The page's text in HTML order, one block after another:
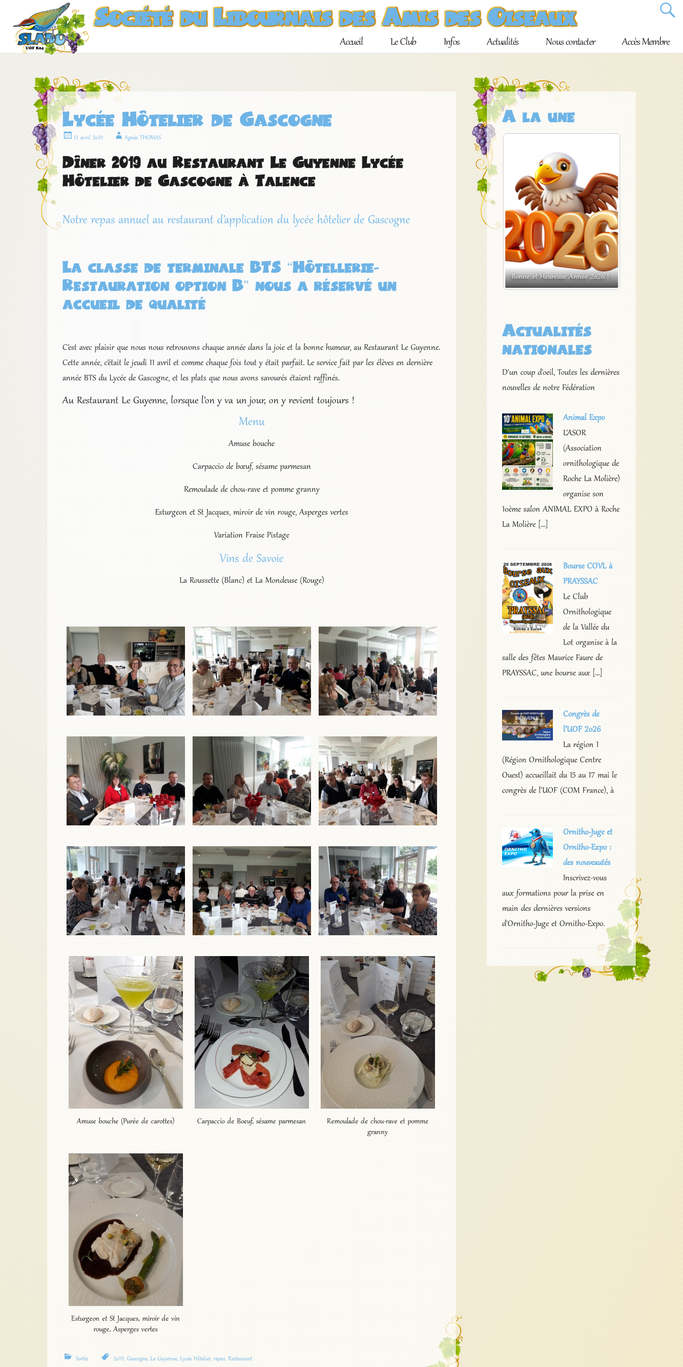
Société du Libournais des Amis des Oiseaux
Aller
au
Accueil Le Club Infos Actualités Nous contacter Accès Membre
Lycée Hôtelier de Gascogne
13 avril 2019 Agnès THOMAS
Dîner 2019 au Restaurant Le Guyenne Lycée
Hôtelier de Gascogne à Talence
Notre repas annuel au restaurant d’application du lycée hôtelier de Gascogne
La classe de terminale BTS “Hôtellerie-
Restauration option B” nous a réservé un
accueil de qualité
C’est avec plaisir que nous nous retrouvons chaque année dans la joie et la bonne humeur, au Restaurant Le Guyenne.
Cette année, c’était le jeudi 11 avril et comme chaque fois tout y était parfait. Le service fait par les élèves en dernière
année BTS du Lycée de Gascogne, et les plats que nous avons savourés étaient raffinés.
Au Restaurant Le Guyenne, lorsque l’on y va un jour, on y revient toujours !
Menu
Amuse bouche
Carpaccio de bœuf, sésame parmesan
Remoulade de chou-rave et pomme granny
Esturgeon et St Jacques, miroir de vin rouge, Asperges vertes
Variation Fraise Pistage
Vins de Savoie
La Roussette (Blanc) et La Mondeuse (Rouge)
Amuse bouche (Purée de carottes) Carpaccio de Boeuf, sésame parmesan
Remoulade de chou-rave et pomme
granny
Esturgeon et St Jacques, miroir de vin
rouge, Asperges vertes
Sortie 2019,Gascogne,Le Guyenne,Lycée Hôtelier,repas,Restaurant
A la une
Bonne et Heureuse Année 2026 !
Actualités
nationales
D'un coup d'oeil, Toutes les dernières
nouvelles de notre Fédération
Animal Expo
L’ASOR
(Association
ornithologique de
Roche La Molière)
organise son
10ème salon ANIMAL EXPO à Roche
La Molière […]
Bourse COVL à
PRAYSSAC
Le Club
Ornithologique
de la Vallée du
Lot organise à la
salle des fêtes Maurice Faure de
PRAYSSAC, une bourse aux […]
Congrès de
l’UOF 2026
La région 1
(Région Ornithologique Centre
Ouest) accueillait du 15 au 17 mai le
congrès de l’UOF (COM France), à
Ornitho-Juge et
Ornitho-Expo :
des nouveautés
Inscrivez-vous
aux formations pour la prise en
main des dernières versions
d'Ornitho-Juge et Ornitho-Expo.